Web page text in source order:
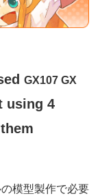
GX107 GX
using 4
模型製作で必要